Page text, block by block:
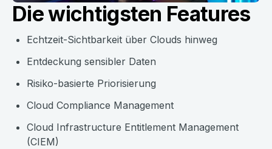
Die wichtigsten Features
Echtzeit-Sichtbarkeit über Clouds hinweg
Entdeckung sensibler Daten
Risiko-basierte Priorisierung
Cloud Compliance Management
Cloud Infrastructure Entitlement Management
(CIEM)